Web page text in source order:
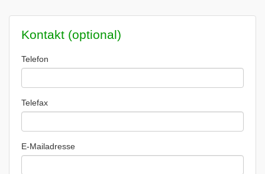
Kontakt (optional)
Telefon
Telefax
E-Mailadresse